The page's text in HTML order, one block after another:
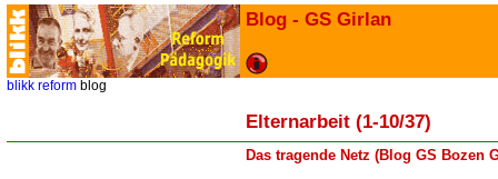
Blog - GS Girlan
blikk reform blog
Elternarbeit (1-10/37)
Das tragende Netz (Blog GS Bozen